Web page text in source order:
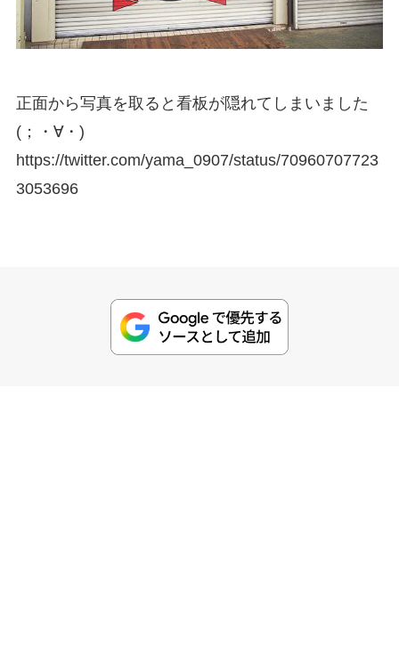
正面から写真を取ると看板が隠れてしまいました
(；・∀・)
https://twitter.com/yama_0907/status/70960707723
3053696